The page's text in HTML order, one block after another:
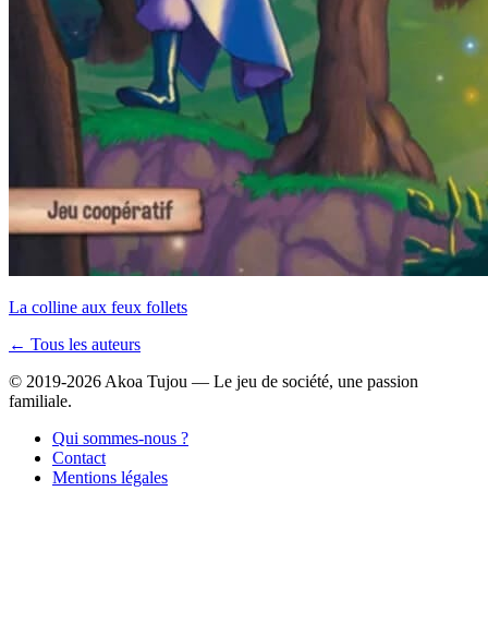
La colline aux feux follets
← Tous les auteurs
© 2019-2026 Akoa Tujou — Le jeu de société, une passion
familiale.
Qui sommes-nous ?
Contact
Mentions légales